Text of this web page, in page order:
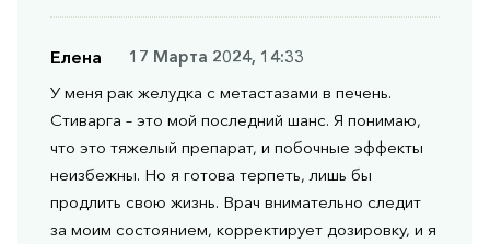
Елена
17 Марта 2024, 14:33
У меня рак желудка с метастазами в печень.
Стиварга – это мой последний шанс. Я понимаю,
что это тяжелый препарат, и побочные эффекты
неизбежны. Но я готова терпеть, лишь бы
продлить свою жизнь. Врач внимательно следит
за моим состоянием, корректирует дозировку, и я